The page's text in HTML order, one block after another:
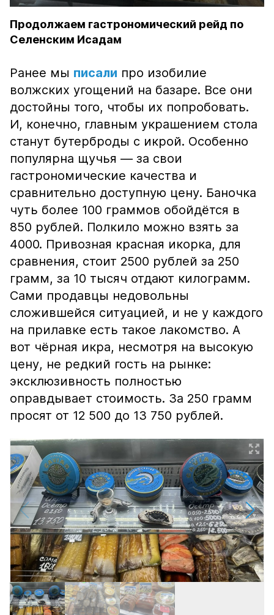
Продолжаем гастрономический рейд по
Селенским Исадам
Ранее мы писали про изобилие
волжских угощений на базаре. Все они
достойны того, чтобы их попробовать.
И, конечно, главным украшением стола
станут бутерброды с икрой. Особенно
популярна щучья — за свои
гастрономические качества и
сравнительно доступную цену. Баночка
чуть более 100 граммов обойдётся в
850 рублей. Полкило можно взять за
4000. Привозная красная икорка, для
сравнения, стоит 2500 рублей за 250
грамм, за 10 тысяч отдают килограмм.
Сами продавцы недовольны
сложившейся ситуацией, и не у каждого
на прилавке есть такое лакомство. А
вот чёрная икра, несмотря на высокую
цену, не редкий гость на рынке:
эксклюзивность полностью
оправдывает стоимость. За 250 грамм
просят от 12 500 до 13 750 рублей.